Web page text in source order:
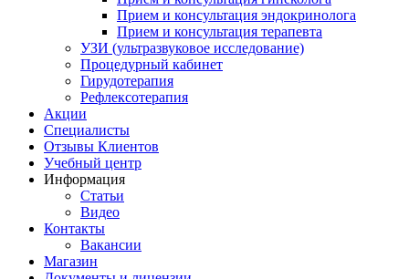
Прием и консультация эндокринолога
Прием и консультация терапевта
УЗИ (ультразвуковое исследование)
Процедурный кабинет
Гирудотерапия
Рефлексотерапия
Акции
Специалисты
Отзывы Клиентов
Учебный центр
Информация
Статьи
Видео
Контакты
Вакансии
Магазин